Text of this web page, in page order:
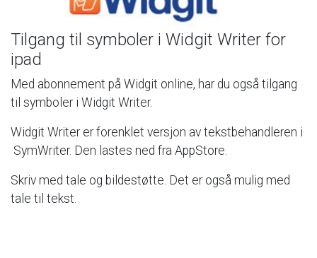
Tilgang til symboler i Widgit Writer for
ipad
Med abonnement på Widgit online, har du også tilgang
til symboler i Widgit Writer.
Widgit Writer er forenklet versjon av tekstbehandleren i
SymWriter. Den lastes ned fra AppStore.
Skriv med tale og bildestøtte. Det er også mulig med
tale til tekst.